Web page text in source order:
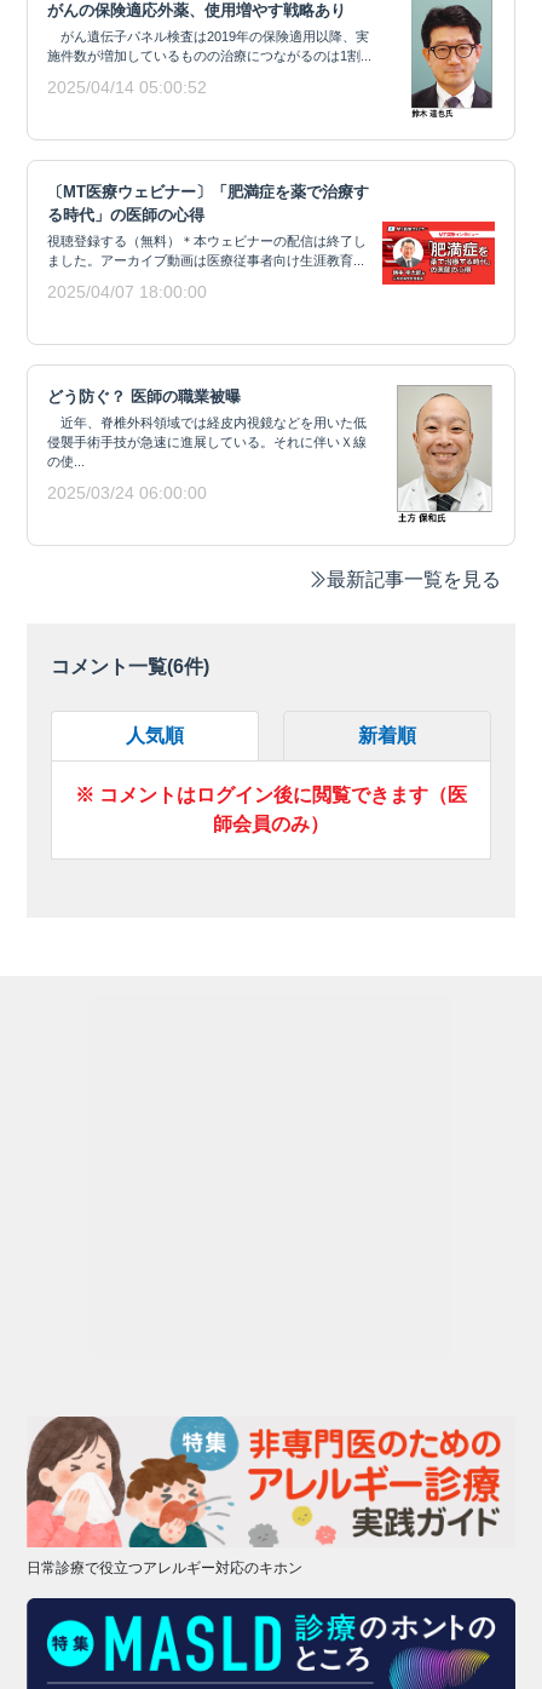
がんの保険適応外薬、使用増やす戦略あり
がん遺伝子パネル検査は2019年の保険適用以降、実
施件数が増加しているものの治療につながるのは1割...
2025/04/14 05:00:52
〔MT医療ウェビナー〕「肥満症を薬で治療す
る時代」の医師の心得
視聴登録する（無料）＊本ウェビナーの配信は終了し
ました。アーカイブ動画は医療従事者向け生涯教育...
2025/04/07 18:00:00
どう防ぐ？ 医師の職業被曝
近年、脊椎外科領域では経皮内視鏡などを用いた低
侵襲手術手技が急速に進展している。それに伴いＸ線
の使...
2025/03/24 06:00:00
最新記事一覧を見る
コメント一覧(6件)
人気順 新着順
※ コメントはログイン後に閲覧できます（医
師会員のみ）
日常診療で役立つアレルギー対応のキホン